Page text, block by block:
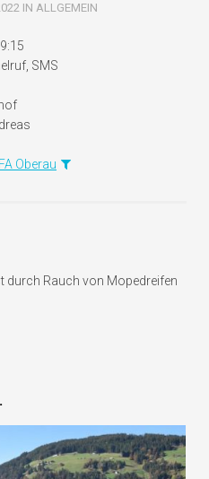
IN ALLGEMEIN
SMS
Oberau
Rauch von Mopedreifen